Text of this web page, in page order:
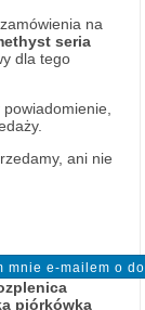
na
seria
dla tego
ani nie
piórkówka